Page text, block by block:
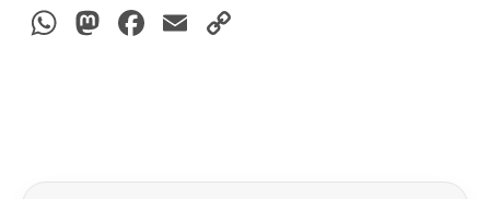
WhatsApp
Mastodon
Facebook
Email